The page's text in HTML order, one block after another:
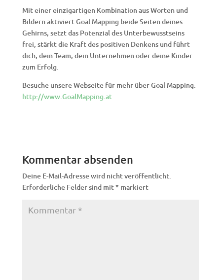
Mit einer einzigartigen Kombination aus Worten und
Bildern aktiviert Goal Mapping beide Seiten deines
Gehirns, setzt das Potenzial des Unterbewusstseins
frei, stärkt die Kraft des positiven Denkens und führt
dich, dein Team, dein Unternehmen oder deine Kinder
zum Erfolg.
Besuche unsere Webseite für mehr über Goal Mapping:
http://www.GoalMapping.at
Kommentar absenden
Deine E-Mail-Adresse wird nicht veröffentlicht.
Erforderliche Felder sind mit* markiert